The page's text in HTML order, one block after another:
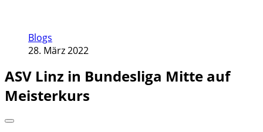
Blogs
28. März 2022
ASV Linz in Bundesliga Mitte auf
Meisterkurs